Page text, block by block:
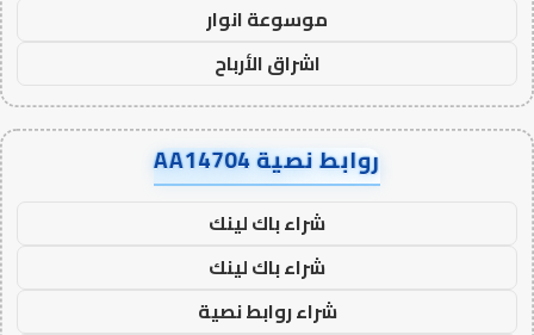
موسوعة انوار
اشراق الأرباح
روابط نصية AA14704
شراء باك لينك
شراء باك لينك
شراء روابط نصية